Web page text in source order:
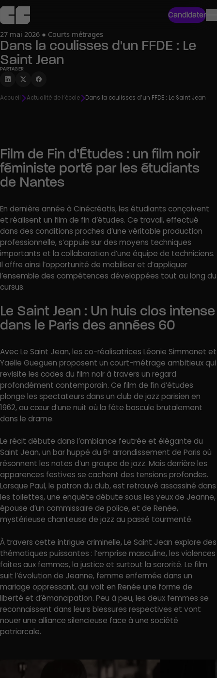
Candidater
27 mai 2026 ● Courts métrages
Dans la coulisses d'un FFDE : Le
Saint Jean
PARTAGER
Accueil Actualité de l’école Dans la coulisses d’un FFDE : Le Saint Jean
Film de Fin d’Études : un film noir
féministe porté par les étudiants
de Nantes
En dernière année à Cinécréatis, les étudiants conçoivent
et réalisent un film de fin d’études. Ce travail, effectué
dans des conditions proches d’une véritable production
professionnelle, s’appuie sur des moyens techniques
importants et la collaboration d’une équipe de techniciens.
Il offre ainsi l’opportunité de mobiliser et d’appliquer
l’ensemble des compétences développées tout au long du
cursus.
Le Saint Jean : Un huis clos intense
dans le Paris des années 60
Avec Le Saint Jean, les co-réalisatrices Léonie Simmonet et
Yaëlle Gueguen proposent un court-métrage ambitieux qui
revisite les codes du film noir à travers un regard
profondément contemporain. Ce film de fin d’études
plonge les spectateurs dans un club de jazz parisien en
1962, au cœur d’une nuit où la fête bascule brutalement
dans le drame.
Le récit débute dans l’ambiance feutrée et élégante du
Saint Jean, un bar huppé du 6ᵉ arrondissement de Paris où
résonnent les notes d’un groupe de jazz. Mais derrière les
apparences festives se cachent des tensions profondes.
Lorsque Paul, le patron du club, est retrouvé assassiné dans
les toilettes, une enquête débute sous les yeux de Jeanne,
épouse d’un commissaire de police, et de Renée,
mystérieuse chanteuse de jazz au passé tourmenté.
À travers cette intrigue criminelle, Le Saint Jean explore des
thématiques puissantes : l’emprise masculine, les violences
faites aux femmes, la justice et surtout la sororité. Le film
suit l’évolution de Jeanne, femme enfermée dans un
mariage oppressant, qui voit en Renée une forme de
liberté et d’émancipation. Peu à peu, les deux femmes se
reconnaissent dans leurs blessures respectives et vont
nouer une alliance silencieuse face à une société
patriarcale.